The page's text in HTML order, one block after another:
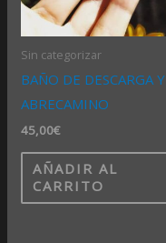
Sin categorizar
BAÑO DE DESCARGA Y
ABRECAMINO
45,00€
AÑADIR AL
CARRITO